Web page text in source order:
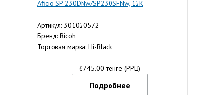
Aficio SP 230DNw/SP230SFNw, 12K
Артикул: 301020572
Бренд: Ricoh
Торговая марка: Hi-Black
6745.00 тенге (РРЦ)
Подробнее